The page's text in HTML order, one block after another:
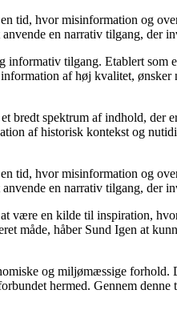
tid, hvor misinformation og
en narrativ tilgang, der
informativ tilgang. Etablert
af høj kvalitet, ønsker
spektrum af indhold, der
af historisk kontekst og
tid, hvor misinformation og
en narrativ tilgang, der
være en kilde til inspiration,
måde, håber Sund Igen at
og miljømæssige
hermed. Gennem